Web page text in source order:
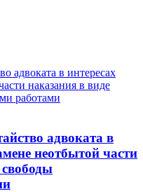
адвоката в
неотбытой части